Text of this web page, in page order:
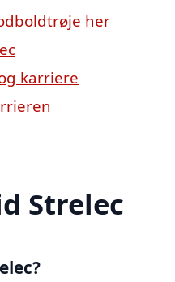
her
karriere
Strelec